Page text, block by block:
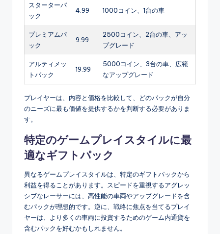
スターターパ
ック
4.99 1000コイン、1台の車
プレミアムパ
ック
9.99
2500コイン、2台の車、アッ
プグレード
アルティメッ
トパック
19.99
5000コイン、3台の車、広範
なアップグレード
プレイヤーは、内容と価格を比較して、どのパックが自分
のニーズに最も価値を提供するかを判断する必要がありま
す。
特定のゲームプレイスタイルに最
適なギフトパック
異なるゲームプレイスタイルは、特定のギフトパックから
利益を得ることがあります。スピードを重視するアグレッ
シブなレーサーには、高性能の車両やアップグレードを含
むパックが理想的です。逆に、戦略に焦点を当てるプレイ
ヤーは、より多くの車両に投資するためのゲーム内通貨を
含むパックを好むかもしれません。